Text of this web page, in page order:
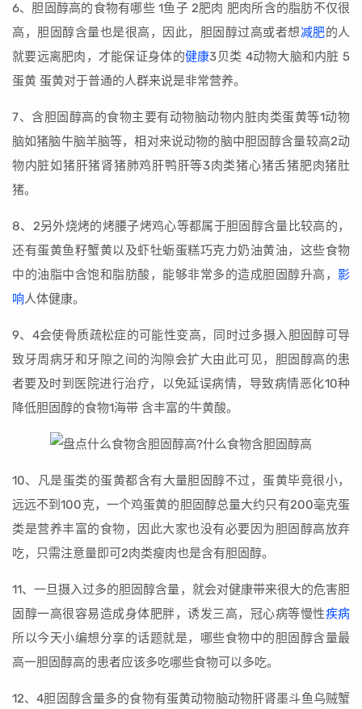
6、胆固醇高的食物有哪些 1鱼子 2肥肉 肥肉所含的脂肪不仅很
高，胆固醇含量也是很高，因此，胆固醇过高或者想减肥的人
就要远离肥肉，才能保证身体的健康3贝类 4动物大脑和内脏 5
蛋黄 蛋黄对于普通的人群来说是非常营养。
7、含胆固醇高的食物主要有动物脑动物内脏肉类蛋黄等1动物
脑如猪脑牛脑羊脑等，相对来说动物的脑中胆固醇含量较高2动
物内脏如猪肝猪肾猪肺鸡肝鸭肝等3肉类猪心猪舌猪肥肉猪肚
猪。
8、2另外烧烤的烤腰子烤鸡心等都属于胆固醇含量比较高的，
还有蛋黄鱼籽蟹黄以及虾牡蛎蛋糕巧克力奶油黄油，这些食物
中的油脂中含饱和脂肪酸，能够非常多的造成胆固醇升高， 影
响人体健康。
9、4会使骨质疏松症的可能性变高，同时过多摄入胆固醇可导
致牙周病牙和牙隙之间的沟隙会扩大由此可见，胆固醇高的患
者要及时到医院进行治疗，以免延误病情，导致病情恶化10种
降低胆固醇的食物1海带 含丰富的牛黄酸。
10、凡是蛋类的蛋黄都含有大量胆固醇不过，蛋黄毕竟很小，
远远不到100克，一个鸡蛋黄的胆固醇总量大约只有200毫克蛋
类是营养丰富的食物，因此大家也没有必要因为胆固醇高放弃
吃，只需注意量即可2肉类瘦肉也是含有胆固醇。
11、一旦摄入过多的胆固醇含量，就会对健康带来很大的危害胆
固醇一高很容易造成身体肥胖，诱发三高，冠心病等慢性疾病
所以今天小编想分享的话题就是，哪些食物中的胆固醇含量最
高一胆固醇高的患者应该多吃哪些食物可以多吃。
12、4胆固醇含量多的食物有蛋黄动物脑动物肝肾墨斗鱼乌贼蟹